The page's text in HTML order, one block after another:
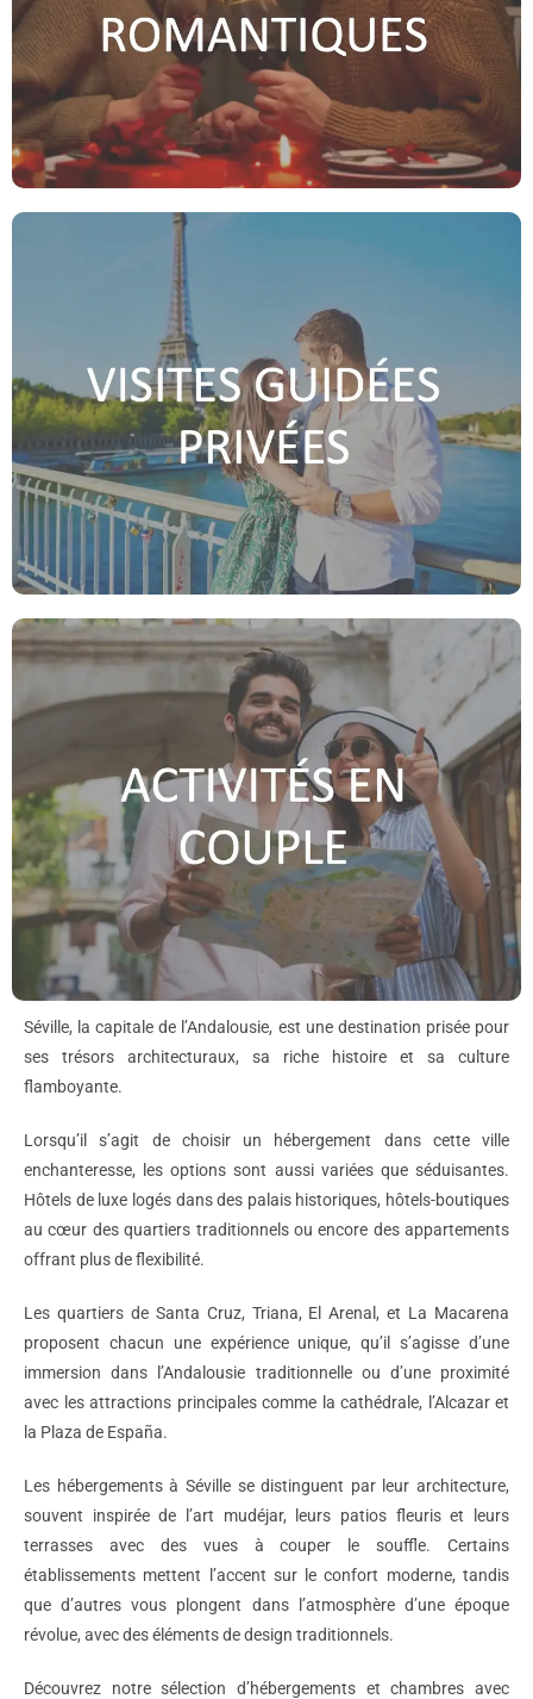
Séville, la capitale de l’Andalousie, est une destination prisée pour
ses trésors architecturaux, sa riche histoire et sa culture
flamboyante.
Lorsqu’il s’agit de choisir un hébergement dans cette ville
enchanteresse, les options sont aussi variées que séduisantes.
Hôtels de luxe logés dans des palais historiques, hôtels-boutiques
au cœur des quartiers traditionnels ou encore des appartements
offrant plus de flexibilité.
Les quartiers de Santa Cruz, Triana, El Arenal, et La Macarena
proposent chacun une expérience unique, qu’il s’agisse d’une
immersion dans l’Andalousie traditionnelle ou d’une proximité
avec les attractions principales comme la cathédrale, l’Alcazar et
la Plaza de España.
Les hébergements à Séville se distinguent par leur architecture,
souvent inspirée de l’art mudéjar, leurs patios fleuris et leurs
terrasses avec des vues à couper le souffle. Certains
établissements mettent l’accent sur le confort moderne, tandis
que d’autres vous plongent dans l’atmosphère d’une époque
révolue, avec des éléments de design traditionnels.
Découvrez notre sélection d’hébergements et chambres avec